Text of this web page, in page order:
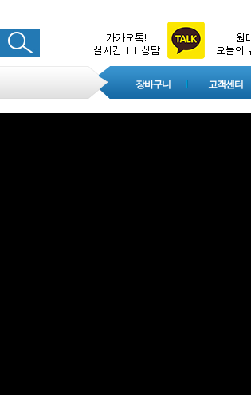
장바구니 고객센터